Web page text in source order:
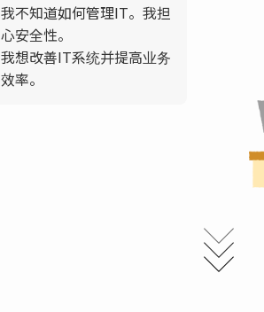
我不知道如何管理IT。我担
心安全性。
我想改善IT系统并提高业务
效率。